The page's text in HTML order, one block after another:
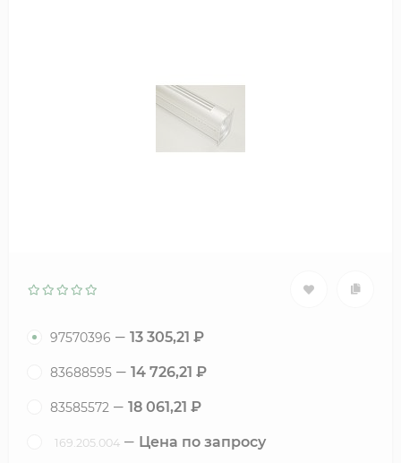
97570396 13 305,21 ₽
83688595 14 726,21 ₽
83585572 18 061,21 ₽
169.205.004 Цена по запросу